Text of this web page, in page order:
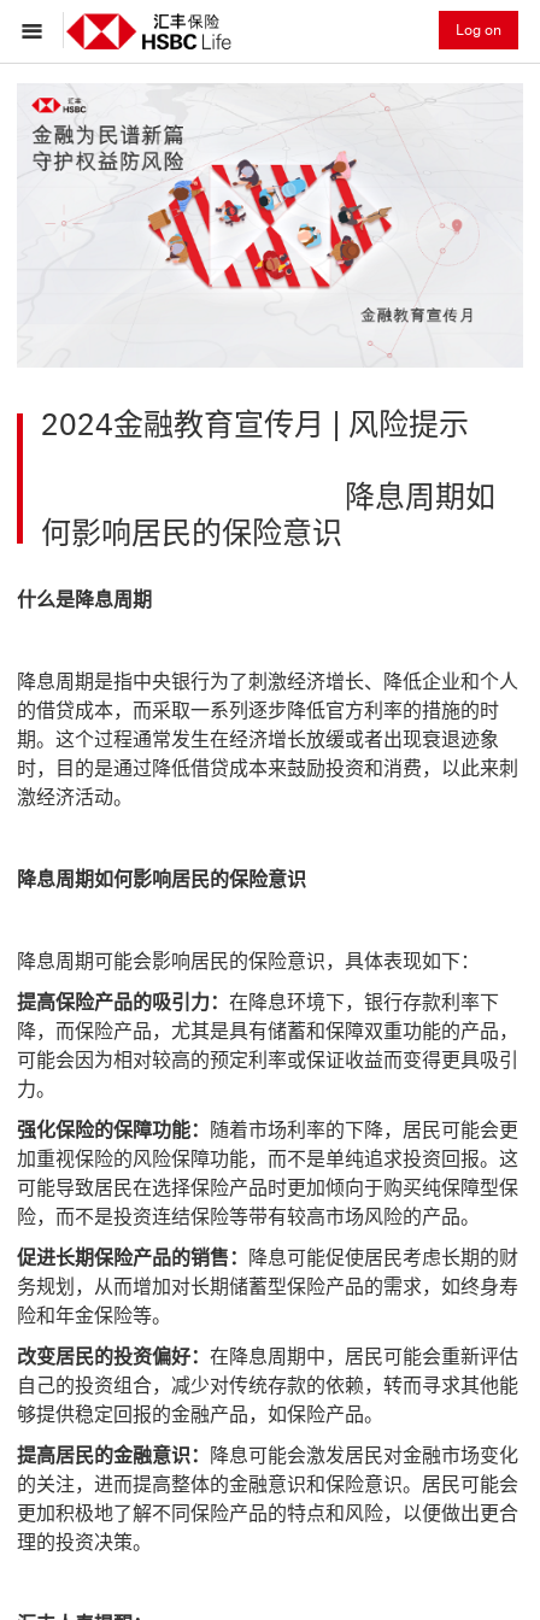
Log on
2024金融教育宣传月 | 风险提示
降息周期如
何影响居民的保险意识
什么是降息周期
降息周期是指中央银行为了刺激经济增长、降低企业和个人
的借贷成本，而采取一系列逐步降低官方利率的措施的时
期。这个过程通常发生在经济增长放缓或者出现衰退迹象
时，目的是通过降低借贷成本来鼓励投资和消费，以此来刺
激经济活动。
降息周期如何影响居民的保险意识
降息周期可能会影响居民的保险意识，具体表现如下：
提高保险产品的吸引力： 在降息环境下，银行存款利率下
降，而保险产品，尤其是具有储蓄和保障双重功能的产品，
可能会因为相对较高的预定利率或保证收益而变得更具吸引
力。
强化保险的保障功能：
随着市场利率的下降，居民可能会更
加重视保险的风险保障功能，而不是单纯追求投资回报。这
可能导致居民在选择保险产品时更加倾向于购买纯保障型保
险，而不是投资连结保险等带有较高市场风险的产品。
促进长期保险产品的销售：
降息可能促使居民考虑长期的财
务规划，从而增加对长期储蓄型保险产品的需求，如终身寿
险和年金保险等。
改变居民的投资偏好： 在降息周期中，居民可能会重新评估
自己的投资组合，减少对传统存款的依赖，转而寻求其他能
够提供稳定回报的金融产品，如保险产品。
提高居民的金融意识：
降息可能会激发居民对金融市场变化
的关注，进而提高整体的金融意识和保险意识。居民可能会
更加积极地了解不同保险产品的特点和风险，以便做出更合
理的投资决策。